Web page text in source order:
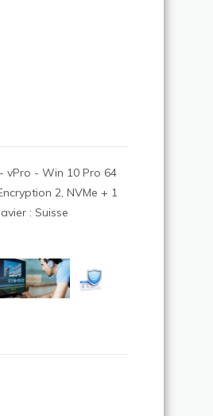
vPro - Win 10 Pro 64
2, NVMe + 1
: Suisse